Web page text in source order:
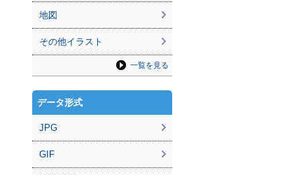
地図
その他イラスト
一覧を見る
データ形式
JPG
GIF